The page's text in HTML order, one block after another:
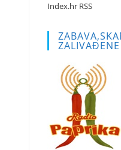
Index.hr RSS